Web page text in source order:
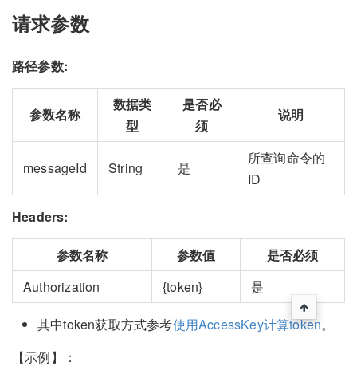
请求参数
路径参数:
参数名称
数据类
型
是否必
须
说明
messageId String 是
所查询命令的
ID
Headers:
参数名称 参数值
是否必须
Authorization
{token} 是
其中token获取方式参考使用AccessKey计算token。
【示例】：